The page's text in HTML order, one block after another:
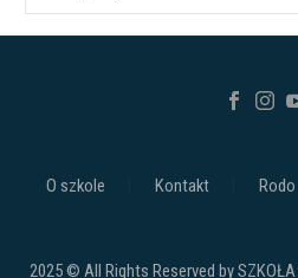
O szkole Kontakt Rodo
2025 © All Rights Reserved by SZKOŁA